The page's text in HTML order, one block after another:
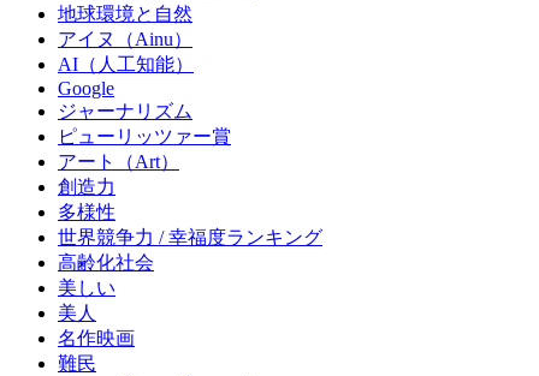
地球環境と自然
アイヌ（Ainu）
AI（人工知能）
Google
ジャーナリズム
ピューリッツァー賞
アート（Art）
創造力
多様性
世界競争力 / 幸福度ランキング
高齢化社会
美しい
美人
名作映画
難民